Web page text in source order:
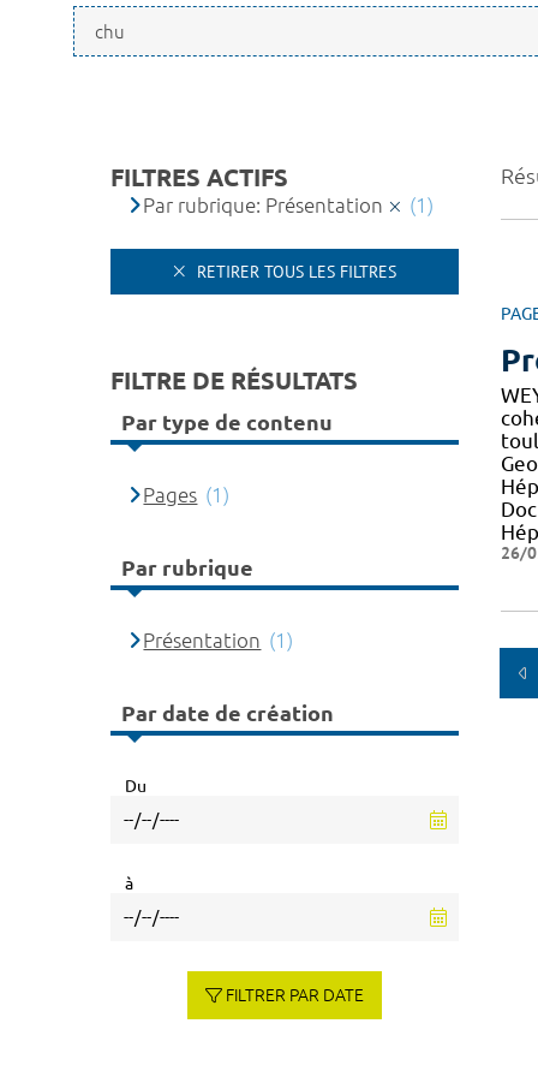
26/
FILTRES ACTIFS
Par rubrique: Présentation (1)
RETIRER TOUS LES FILTRES
FILTRE DE RÉSULTATS
Par type de contenu
Pages (1)
Par rubrique
Présentation (1)
Par date de création
Du
à
FILTRER PAR DATE